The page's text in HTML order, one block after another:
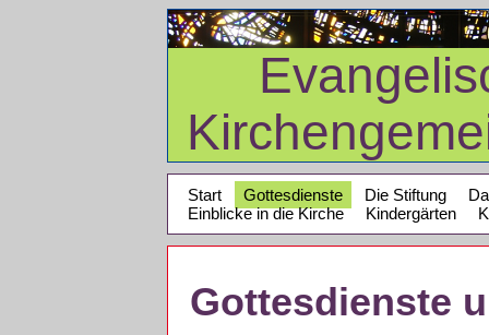
Start Gottesdienste Die Stiftung
Einblicke in die Kirche
Kindergärten
Gottesdienste